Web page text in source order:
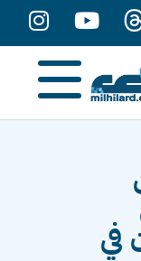
في